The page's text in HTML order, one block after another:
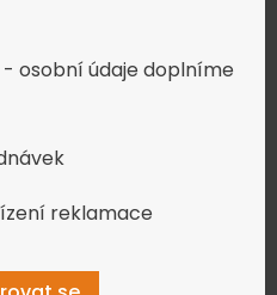
- osobní údaje doplníme
reklamace